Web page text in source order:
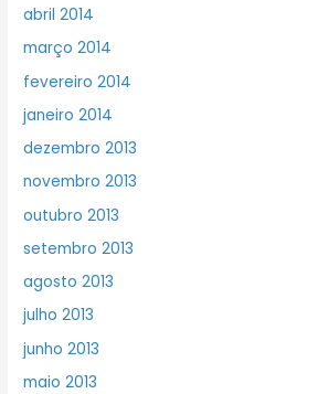
abril 2014
março 2014
fevereiro 2014
janeiro 2014
dezembro 2013
novembro 2013
outubro 2013
setembro 2013
agosto 2013
julho 2013
junho 2013
maio 2013